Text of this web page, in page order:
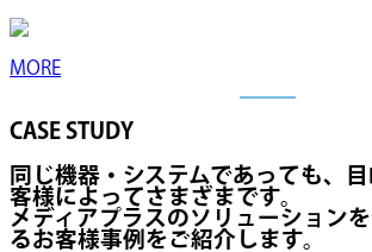
MORE
CASE STUDY
同じ機器・システムであっても、
客様によってさまざまです。
メディアプラスのソリューション
るお客様事例をご紹介します。